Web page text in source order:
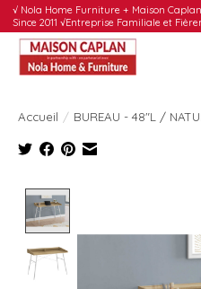
√ Nola Home Furniture + Maison
Since 2011 √Entreprise Familiale et
Accueil / BUREAU - 48"L /